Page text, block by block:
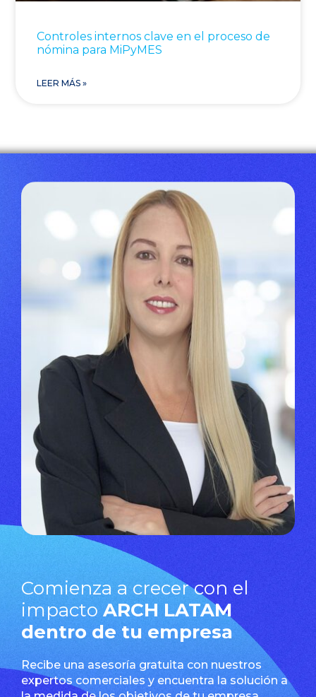
Controles internos clave en el proceso de
nómina para MiPyMES
LEER MÁS »
Comienza a crecer con el
impacto ARCH LATAM
dentro de tu empresa
Recibe una asesoría gratuita con nuestros
expertos comerciales y encuentra la solución a